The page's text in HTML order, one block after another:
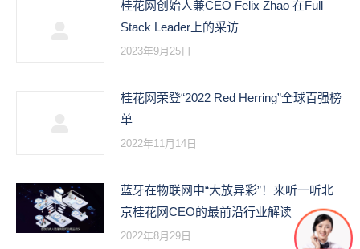
桂花网创始人兼CEO Felix Zhao 在Full
Stack Leader上的采访
2023年9月25日
桂花网荣登“2022 Red Herring”全球百强榜
单
2022年11月14日
蓝牙在物联网中“大放异彩”！来听一听北
京桂花网CEO的最前沿行业解读
2022年8月29日